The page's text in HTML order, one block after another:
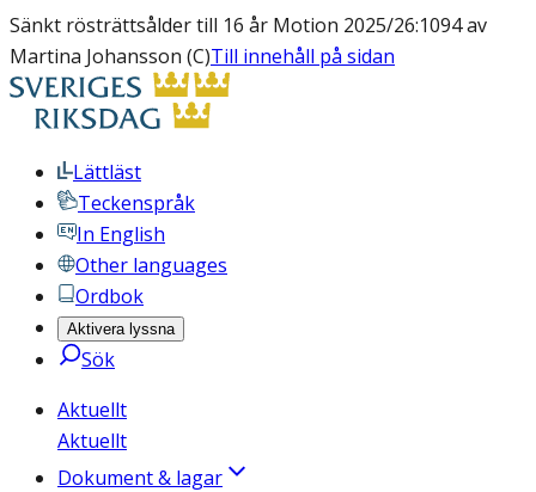
Sänkt rösträttsålder till 16 år Motion 2025/26:1094 av
Martina Johansson (C)Till innehåll på sidan
Lättläst
Teckenspråk
In English
Other languages
Ordbok
Aktivera lyssna
Sök
Aktuellt
Aktuellt
Dokument & lagar